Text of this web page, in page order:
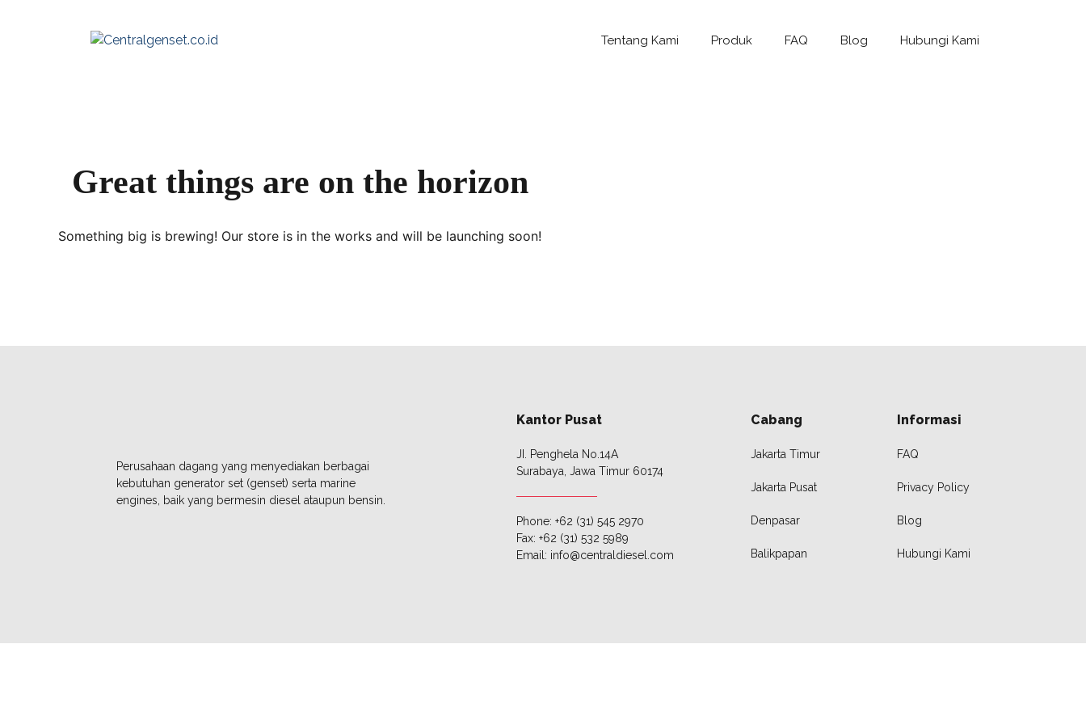
Tentang Kami Produk FAQ Blog Hubungi Kami
Great things are on the horizon
Something big is brewing! Our store is in the works and will be launching soon!
Perusahaan dagang yang menyediakan berbagai
kebutuhan generator set (genset) serta marine
engines, baik yang bermesin diesel ataupun bensin.
Kantor Pusat
JI. Penghela No.14A
Surabaya, Jawa Timur 60174
Phone: +62 (31) 545 2970
Fax: +62 (31) 532 5989
Email: info@centraldiesel.com
Cabang
Jakarta Timur
Jakarta Pusat
Denpasar
Balikpapan
Informasi
FAQ
Privacy Policy
Blog
Hubungi Kami